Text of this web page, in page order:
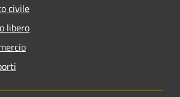
civile
libero